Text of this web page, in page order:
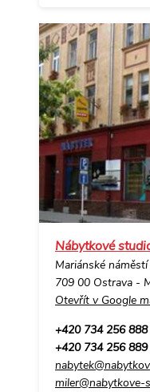
Nábytkové
Mariánské
709 00 Ostrava -
Otevřít v Google
+420 734 256 888
+420 734 256 889
miler@nabytkove-